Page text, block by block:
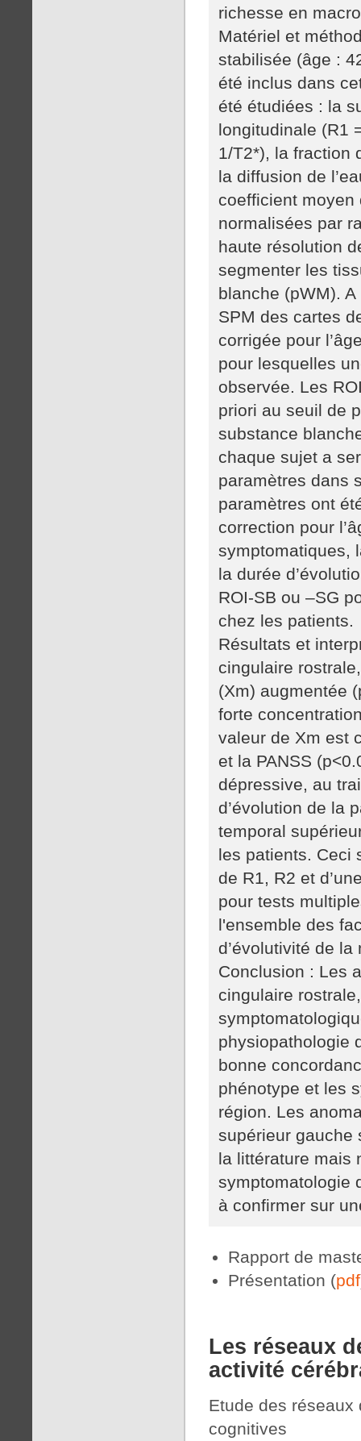
richesse en
Matériel et
stabilisée (âge :
été inclus dans
été étudiées : la
longitudinale (R1
1/T2*), la fraction
la diffusion de
coefficient moyen
normalisées par
haute résolution
segmenter les
blanche (pWM).
SPM des cartes
corrigée pour
pour lesquelles
observée. Les
priori au seuil de
substance
chaque sujet a
paramètres dans
paramètres ont
correction pour
symptomatiques,
la durée
ROI-SB ou –SG
chez les patients.
Résultats et
cingulaire
(Xm) augmentée
forte
valeur de Xm est
et la PANSS
dépressive, au
d’évolution de la
temporal
les patients. Ceci
de R1, R2 et
pour tests
l'ensemble des
d’évolutivité de
Conclusion : Les
cingulaire
physiopathologie
bonne
phénotype et les
région. Les
supérieur gauche
la littérature mais
symptomatologie
à confirmer sur
Rapport de
Présentation (pdf
Les réseaux
activité
Etude des réseaux
cognitives